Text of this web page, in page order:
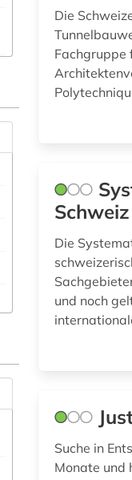
Die
Fachgruppe
Schweiz
Die
und noch
Suche in
Monate und